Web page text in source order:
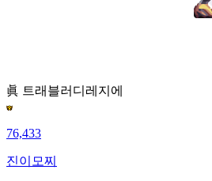
眞 트래블러 디레지에
76,433
진이모찌